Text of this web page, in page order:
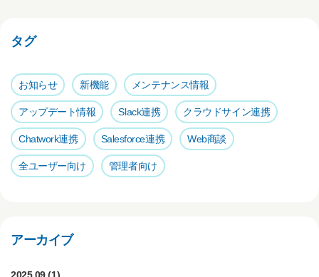
b
o
k
タグ
お知らせ 新機能 メンテナンス情報
アップデート情報 Slack連携 クラウドサイン連携
Chatwork連携 Salesforce連携 Web商談
全ユーザー向け 管理者向け
アーカイブ